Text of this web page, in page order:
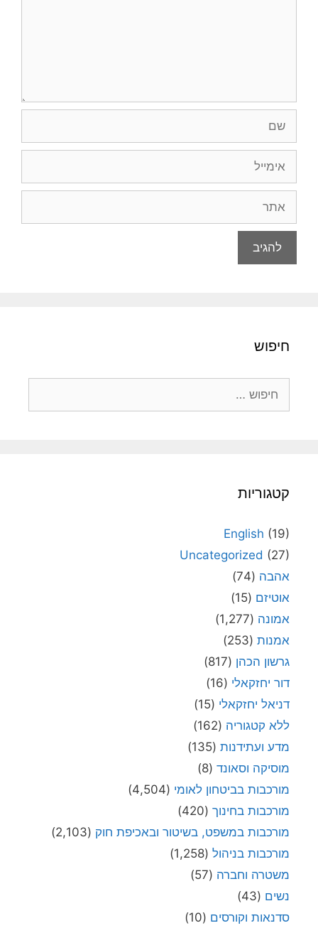
חיפוש
קטגוריות
English (19)
Uncategorized (27)
אהבה (74)
אוטיזם (15)
אמונה (1,277)
אמנות (253)
גרשון הכהן (817)
דור יחזקאלי (16)
דניאל יחזקאלי (15)
ללא קטגוריה (162)
מדע ועתידנות (135)
מוסיקה וסאונד (8)
מורכבות בביטחון לאומי (4,504)
מורכבות בחינוך (420)
מורכבות במשפט, בשיטור ובאכיפת חוק (2,103)
מורכבות בניהול (1,258)
משטרה וחברה (57)
נשים (43)
סדנאות וקורסים (10)